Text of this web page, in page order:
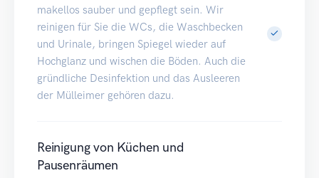
makellos sauber und gepflegt sein. Wir
reinigen für Sie die WCs, die Waschbecken
und Urinale, bringen Spiegel wieder auf
Hochglanz und wischen die Böden. Auch die
gründliche Desinfektion und das Ausleeren
der Mülleimer gehören dazu.
Reinigung von Küchen und
Pausenräumen